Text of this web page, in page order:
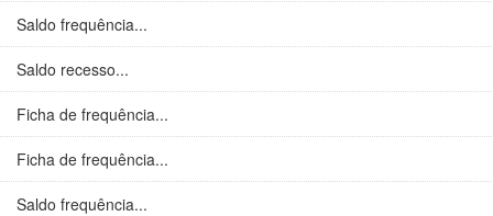
Saldo frequência...
Saldo recesso...
Ficha de frequência...
Ficha de frequência...
Saldo frequência...